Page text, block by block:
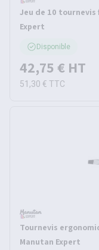
Jeu de 10
Expert
Disponible
42,75 € HT
51,30 € TTC
Tournevis
Manutan Expert